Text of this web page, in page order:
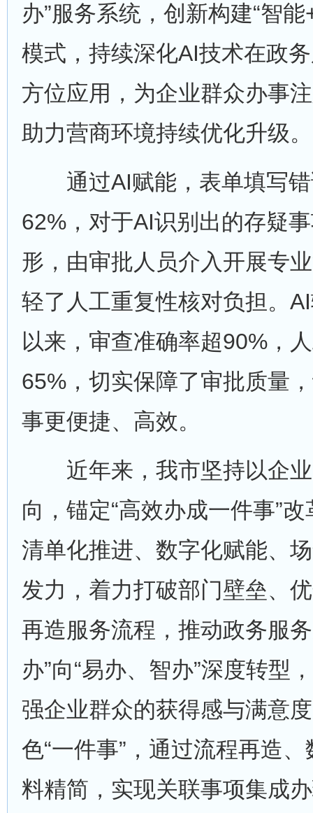
办”服务系统，创新构建“智
模式，持续深化AI技术在政
方位应用，为企业群众办事
助力营商环境持续优化升级。
通过AI赋能，表单填写错
62%，对于AI识别出的存疑
形，由审批人员介入开展专
轻了人工重复性核对负担。
以来，审查准确率超90%，
65%，切实保障了审批质量
事更便捷、高效。
近年来，我市坚持以企业
向，锚定“高效办成一件事”
清单化推进、数字化赋能、
发力，着力打破部门壁垒、
再造服务流程，推动政务服
办”向“易办、智办”深度转型
强企业群众的获得感与满意
色“一件事”，通过流程再造
料精简，实现关联事项集成